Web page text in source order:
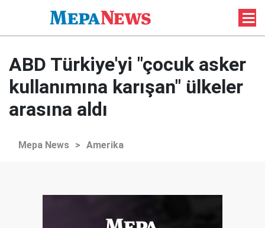
ABD Türkiye'yi "çocuk asker
kullanımına karışan" ülkeler
arasına aldı
Mepa News > Amerika